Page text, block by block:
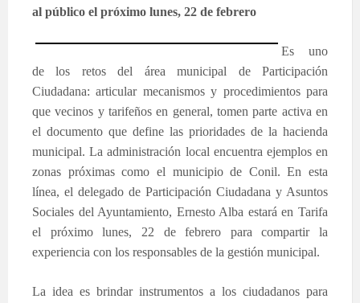
al público el próximo lunes, 22 de febrero
Es uno
de los retos del área municipal de Participación
Ciudadana: articular mecanismos y procedimientos para
que vecinos y tarifeños en general, tomen parte activa en
el documento que define las prioridades de la hacienda
municipal. La administración local encuentra ejemplos en
zonas próximas como el municipio de Conil. En esta
línea, el delegado de Participación Ciudadana y Asuntos
Sociales del Ayuntamiento, Ernesto Alba estará en Tarifa
el próximo lunes, 22 de febrero para compartir la
experiencia con los responsables de la gestión municipal.
La idea es brindar instrumentos a los ciudadanos para